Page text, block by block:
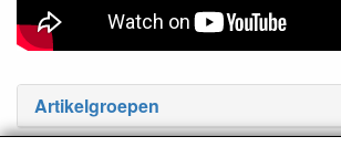
Artikelgroepen